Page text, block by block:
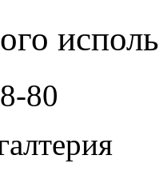
80